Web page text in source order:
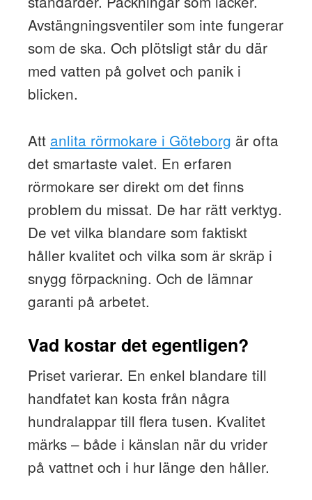
Avstängningsventiler som inte fungerar
som de ska. Och plötsligt står du där
med vatten på golvet och panik i
blicken.
Att anlita rörmokare i Göteborg är ofta
det smartaste valet. En erfaren
rörmokare ser direkt om det finns
problem du missat. De har rätt verktyg.
De vet vilka blandare som faktiskt
håller kvalitet och vilka som är skräp i
snygg förpackning. Och de lämnar
garanti på arbetet.
Vad kostar det egentligen?
Priset varierar. En enkel blandare till
handfatet kan kosta från några
hundralappar till flera tusen. Kvalitet
märks – både i känslan när du vrider
på vattnet och i hur länge den håller.